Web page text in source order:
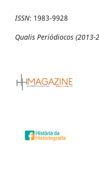
ISSN: 1983-9928
Qualis Periódiocos (2013-